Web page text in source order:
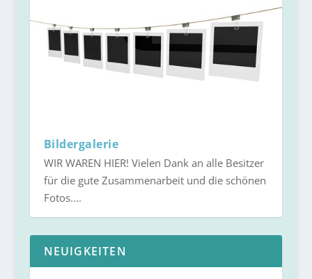
Bildergalerie
WIR WAREN HIER! Vielen Dank an alle Besitzer
für die gute Zusammenarbeit und die schönen
Fotos....
NEUIGKEITEN